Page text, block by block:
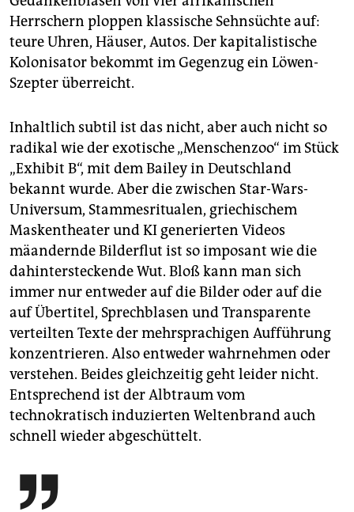
Herrschern ploppen klassische Sehnsüchte auf:
teure Uhren, Häuser, Autos. Der kapitalistische
Kolonisator bekommt im Gegenzug ein Löwen-
Szepter überreicht.
Inhaltlich subtil ist das nicht, aber auch nicht so
radikal wie der exotische „Menschenzoo“ im Stück
„Exhibit B“, mit dem Bailey in Deutschland
bekannt wurde. Aber die zwischen Star-Wars-
Universum, Stammesritualen, griechischem
Maskentheater und KI generierten Videos
mäandernde Bilderflut ist so imposant wie die
dahintersteckende Wut. Bloß kann man sich
immer nur entweder auf die Bilder oder auf die
auf Übertitel, Sprechblasen und Transparente
verteilten Texte der mehrsprachigen Aufführung
konzentrieren. Also entweder wahrnehmen oder
verstehen. Beides gleichzeitig geht leider nicht.
Entsprechend ist der Albtraum vom
technokratisch induzierten Weltenbrand auch
schnell wieder abgeschüttelt.
